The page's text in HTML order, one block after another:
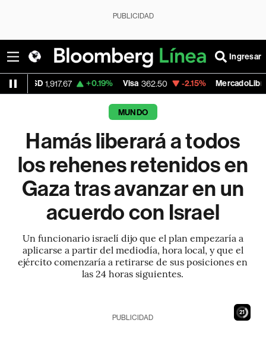
PUBLICIDAD
Ingresar
+0.19% Visa 362.50 -2.15% MercadoLibre 1,821.795 -
MUNDO
Hamás liberará a todos
los rehenes retenidos en
Gaza tras avanzar en un
acuerdo con Israel
Un funcionario israelí dijo que el plan empezaría a
aplicarse a partir del mediodía, hora local, y que el
ejército comenzaría a retirarse de sus posiciones en
las 24 horas siguientes.
20
PUBLICIDAD